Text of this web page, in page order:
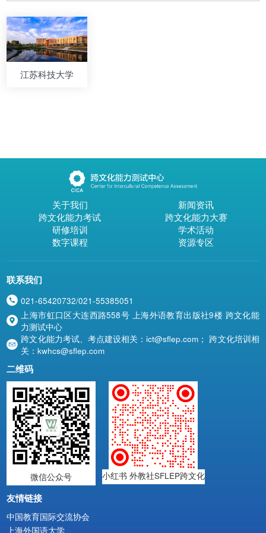
江苏科技大学
关于我们
新闻资讯
跨文化能力考试
跨文化能力大赛
研修培训
学术活动
数字课程
资源专区
联系我们
 021-65420732/021-55385051
 上海市虹口区大连西路558号 上海外语教育出版社9楼 跨文化能
力测试中心
 跨文化能力考试、考点建设相关：ict@sflep.com； 跨文化培训相
关：kwhcs@sflep.com
二维码
微信公众号
小红书 外教社SFLEP跨文化
友情链接
中国教育国际交流协会
上海外国语大学